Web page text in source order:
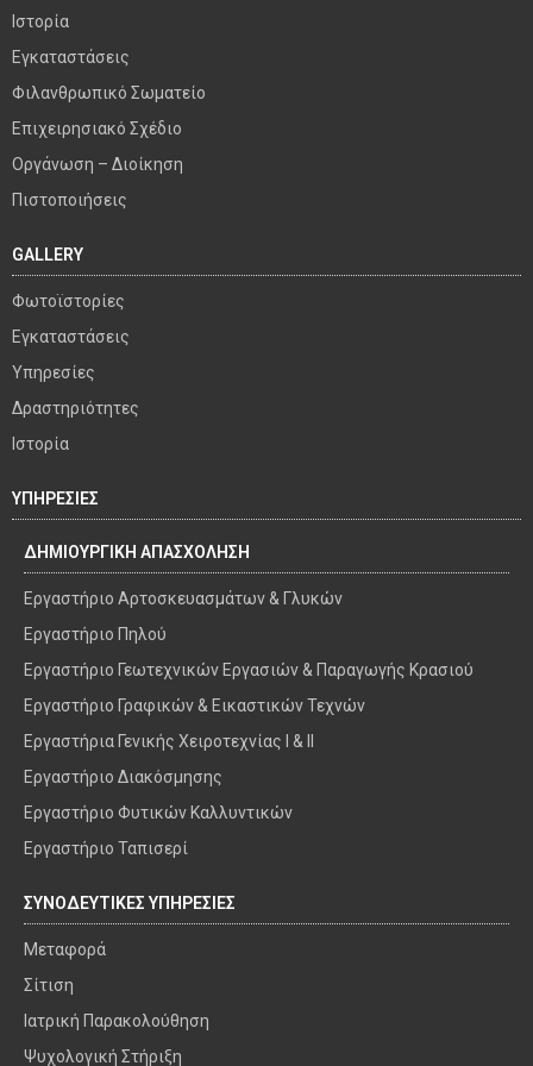
Ιστορία
Εγκαταστάσεις
Φιλανθρωπικό Σωματείο
Επιχειρησιακό Σχέδιο
Οργάνωση – Διοίκηση
Πιστοποιήσεις
GALLERY
Φωτοϊστορίες
Εγκαταστάσεις
Υπηρεσίες
Δραστηριότητες
Ιστορία
ΥΠΗΡΕΣΙΕΣ
ΔΗΜΙΟΥΡΓΙΚΗ ΑΠΑΣΧΟΛΗΣΗ
Εργαστήριο Αρτοσκευασμάτων & Γλυκών
Εργαστήριο Πηλού
Εργαστήριο Γεωτεχνικών Εργασιών & Παραγωγής Κρασιού
Εργαστήριο Γραφικών & Εικαστικών Τεχνών
Εργαστήρια Γενικής Χειροτεχνίας I & II
Εργαστήριο Διακόσμησης
Εργαστήριο Φυτικών Καλλυντικών
Εργαστήριο Ταπισερί
ΣΥΝΟΔΕΥΤΙΚΕΣ ΥΠΗΡΕΣΙΕΣ
Μεταφορά
Σίτιση
Ιατρική Παρακολούθηση
Ψυχολογική Στήριξη